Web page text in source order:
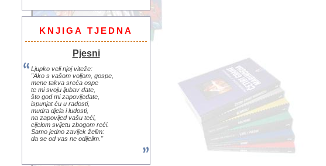
KNJIGA TJEDNA
Pjesni
Ljupko veli njoj viteže:
"Ako s vašom voljom, gospe,
mene takva sreća ospe
te mi svoju ljubav date,
što god mi zapovijedate,
ispunjat ću u radosti,
mudra djela i ludosti,
na zapovijed vašu teći,
cijelom svijetu zbogom reći.
Samo jedno zavijek želim:
da se od vas ne odijelim."